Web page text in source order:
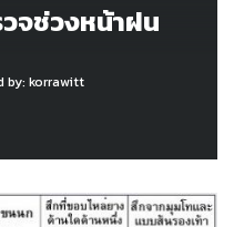
จช่วงหน้าฝน
by: korrawitt